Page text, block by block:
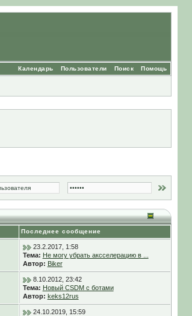
Помощь
Поиск
Пользователи
Календарь
Последнее сообщение
23.2.2017, 1:58
Тема: Не могу убрать аксселерацию в ...
Автор: Biker
8.10.2012, 23:42
Тема: Новый CSDM с ботами
Автор: keks12rus
24.10.2019, 15:59